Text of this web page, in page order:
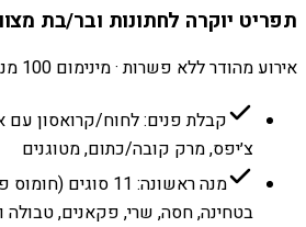
תפריט יוקרה לחתונות ובר/בת
אירוע מהודר ללא פשרות · מינימום 100 מנות
קבלת פנים: לחוח/קרואסון עם
צ׳יפס, מרק קובה/כתום, מטוגנים
מנה ראשונה: 11
בטחינה, חסה, שרי, פקאנים, טבולה